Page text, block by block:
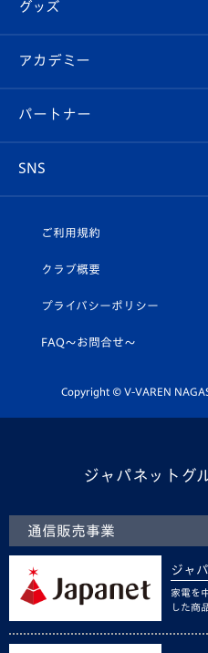
チケット
イベント
メディア
ホームタウン
スタッフプロフィール
マスコット紹介
平和祈念活動
ホームタウン活動
Revive Team
ヴィヴィくんの長崎おもてな
フォトギャラリー
スタジアムグルメ
V-LOVERS（ファンクラブ）
プレイヤーズスイート
グッズ
オンラインショップ
店舗情報
アカデミー
育成からのお知らせ
U-18
スクール
パートナー
SNS
ヴィヴィくんインスタグラム
公式LINE＠
ご利用規約
クラブ概要
プライバシーポリシー
FAQ〜お問合せ〜
Copyright © V-VAREN
ジャパネットグ
通信販売事業
ジャ
家電を
した商